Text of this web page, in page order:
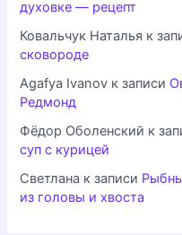
духовке — рецепт
Ковальчук Наталья к
сковороде
Agafya Ivanov к записи
Редмонд
Фёдор Оболенский к
суп с курицей
Светлана к записи
из головы и хвоста